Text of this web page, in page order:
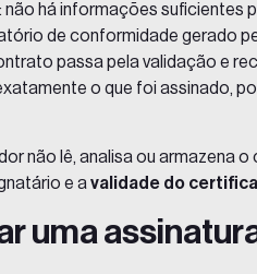
não há informações suficientes
de conformidade gerado
passa pela validação e
o que foi assinado,
não lê, analisa ou armazena
e avalidade do
uma